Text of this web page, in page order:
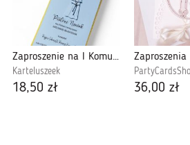
Zaproszenie na I Komunię Świętą (chłopiec)
Karteluszeek
18,50 zł 36,00 zł